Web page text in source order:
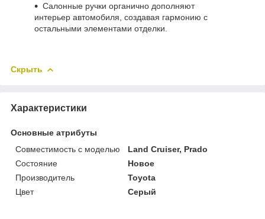
Салонные ручки органично дополняют
интерьер автомобиля, создавая гармонию с
остальными элементами отделки.
Скрыть
Характеристики
Основные атрибуты
Совместимость с моделью
Land Cruiser, Prado
Состояние
Новое
Производитель
Toyota
Цвет
Серый